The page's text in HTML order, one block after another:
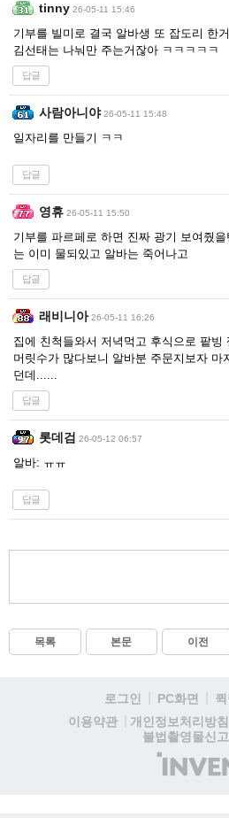
tinny 26-05-11 15:46
기부를 빌미로 결국 알바생 또 잡도리 한
김선태는 나눠만 주는거잖아 ㅋㅋㅋㅋㅋ
답글
사람아니야 26-05-11 15:48
일자리를 만들기 ㅋㅋ
답글
영휴 26-05-11 15:50
기부를 파르페로 하면 진짜 광기 보여줬
는 이미 물되있고 알바는 죽어나고
답글
래비니아 26-05-11 16:26
집에 친척들와서 저녁먹고 후식으로 팥빙
머릿수가 많다보니 알바분 주문지보자 마
던데......
답글
롯데검 26-05-12 06:57
알바: ㅠㅠ
답글
목록 본문 이전
로그인 PC화면
이용약관
개인정보처리방침
불법촬영물신
(주)
인